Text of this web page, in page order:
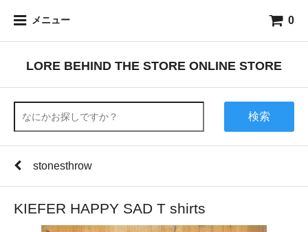
メニュー 0
LORE BEHIND THE STORE ONLINE STORE
検索
stonesthrow
KIEFER HAPPY SAD T shirts